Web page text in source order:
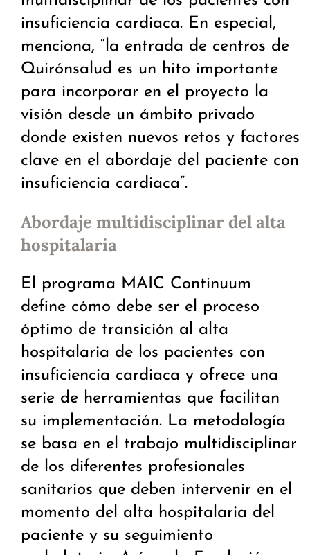
insuficiencia cardiaca. En especial,
menciona, “la entrada de centros de
Quirónsalud es un hito importante
para incorporar en el proyecto la
visión desde un ámbito privado
donde existen nuevos retos y factores
clave en el abordaje del paciente con
insuficiencia cardiaca”.
Abordaje multidisciplinar del alta
hospitalaria
El programa MAIC Continuum
define cómo debe ser el proceso
óptimo de transición al alta
hospitalaria de los pacientes con
insuficiencia cardiaca y ofrece una
serie de herramientas que facilitan
su implementación. La metodología
se basa en el trabajo multidisciplinar
de los diferentes profesionales
sanitarios que deben intervenir en el
momento del alta hospitalaria del
paciente y su seguimiento